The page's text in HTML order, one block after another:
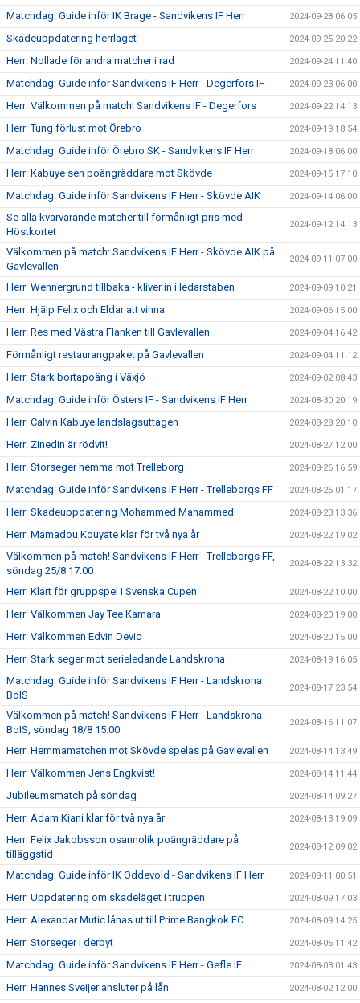
Matchdag: Guide inför IK Brage - Sandvikens IF Herr 2024-09-28 06:05
Skadeuppdatering herrlaget 2024-09-25 20:22
Herr: Nollade för andra matcher i rad 2024-09-24 11:40
Matchdag: Guide inför Sandvikens IF Herr - Degerfors IF 2024-09-23 06:00
Herr: Välkommen på match! Sandvikens IF - Degerfors 2024-09-22 14:13
Herr: Tung förlust mot Örebro 2024-09-19 18:54
Matchdag: Guide inför Örebro SK - Sandvikens IF Herr 2024-09-18 06:00
Herr: Kabuye sen poängräddare mot Skövde 2024-09-15 17:10
Matchdag: Guide inför Sandvikens IF Herr - Skövde AIK 2024-09-14 06:00
Se alla kvarvarande matcher till förmånligt pris med
Höstkortet
2024-09-12 14:13
Välkommen på match: Sandvikens IF Herr - Skövde AIK på
Gavlevallen
2024-09-11 07:00
Herr: Wennergrund tillbaka - kliver in i ledarstaben 2024-09-09 10:21
Herr: Hjälp Felix och Eldar att vinna 2024-09-06 15:00
Herr: Res med Västra Flanken till Gavlevallen 2024-09-04 16:42
Förmånligt restaurangpaket på Gavlevallen 2024-09-04 11:12
Herr: Stark bortapoäng i Växjö 2024-09-02 08:43
Matchdag: Guide inför Östers IF - Sandvikens IF Herr 2024-08-30 20:19
Herr: Calvin Kabuye landslagsuttagen 2024-08-28 20:10
Herr: Zinedin är rödvit! 2024-08-27 12:00
Herr: Storseger hemma mot Trelleborg 2024-08-26 16:59
Matchdag: Guide inför Sandvikens IF Herr - Trelleborgs FF 2024-08-25 01:17
Herr: Skadeuppdatering Mohammed Mahammed 2024-08-23 13:36
Herr: Mamadou Kouyate klar för två nya år 2024-08-22 19:02
Välkommen på match! Sandvikens IF Herr - Trelleborgs FF,
söndag 25/8 17:00
2024-08-22 13:32
Herr: Klart för gruppspel i Svenska Cupen 2024-08-22 10:00
Herr: Välkommen Jay Tee Kamara 2024-08-20 19:00
Herr: Välkommen Edvin Devic 2024-08-20 15:00
Herr: Stark seger mot serieledande Landskrona 2024-08-19 16:05
Matchdag: Guide inför Sandvikens IF Herr - Landskrona
BoIS
2024-08-17 23:54
Välkommen på match! Sandvikens IF Herr - Landskrona
BoIS, söndag 18/8 15:00
2024-08-16 11:07
Herr: Hemmamatchen mot Skövde spelas på Gavlevallen 2024-08-14 13:49
Herr: Välkommen Jens Engkvist! 2024-08-14 11:44
Jubileumsmatch på söndag 2024-08-14 09:27
Herr: Adam Kiani klar för två nya år 2024-08-13 19:09
Herr: Felix Jakobsson osannolik poängräddare på
tilläggstid
2024-08-12 09:02
Matchdag: Guide inför IK Oddevold - Sandvikens IF Herr 2024-08-11 00:51
Herr: Uppdatering om skadeläget i truppen 2024-08-09 17:03
Herr: Alexandar Mutic lånas ut till Prime Bangkok FC 2024-08-09 14:25
Herr: Storseger i derbyt 2024-08-05 11:42
Matchdag: Guide inför Sandvikens IF Herr - Gefle IF 2024-08-03 01:43
Herr: Hannes Sveijer ansluter på lån 2024-08-02 12:00